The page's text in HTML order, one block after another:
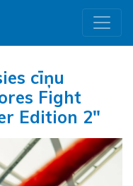
cīņu
Fight
Edition 2"